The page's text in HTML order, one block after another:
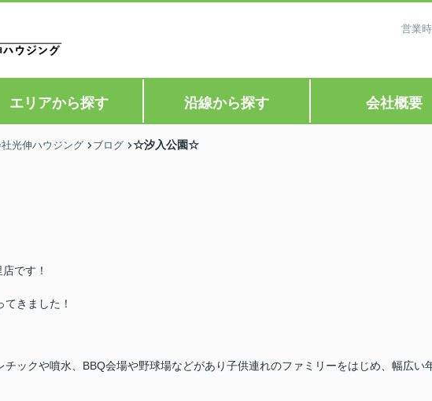
営業
エリアから探す 沿線から探す 会社概要
光伸ハウジング ブログ ☆汐入公園☆
です！
きました！
ックや噴水、BBQ会場や野球場などがあり子供連れのファミリーをはじめ、幅広い